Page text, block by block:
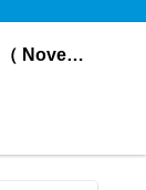
フィクション （ Novel ） あいうえお順